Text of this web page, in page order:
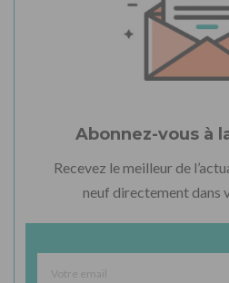
Abonnez-vous à
Recevez le meilleur de
neuf directement dans